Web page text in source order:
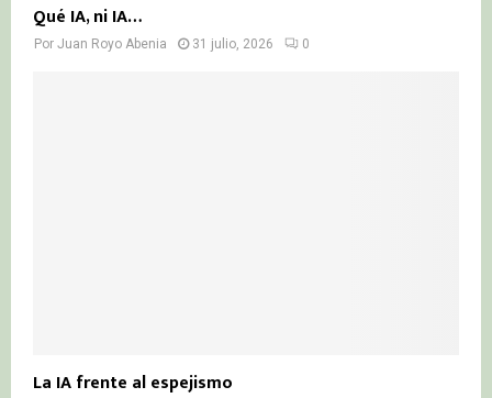
Qué IA, ni IA…
Por Juan Royo Abenia 31 julio, 2026 0
La IA frente al espejismo